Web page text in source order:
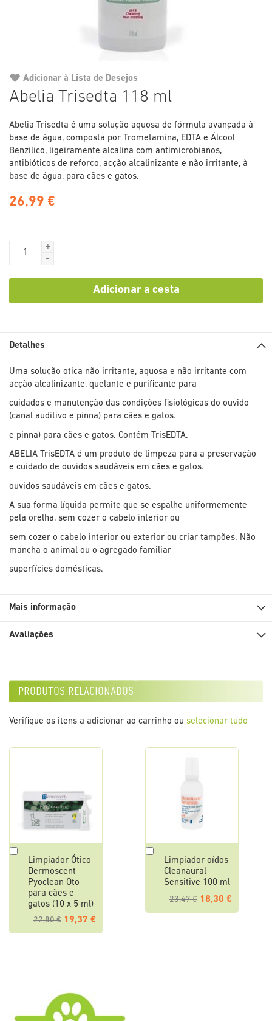
Abelia Trisedta 118 ml
Abelia Trisedta é uma solução aquosa de fórmula avançada à
base de água, composta por Trometamina, EDTA e Álcool
Benzílico, ligeiramente alcalina com antimicrobianos,
antibióticos de reforço, acção alcalinizante e não irritante, à
base de água, para cães e gatos.
26,99 €
+
-
Adicionar a cesta
Adicionar à Lista de Desejos
para
início
da
Galeria
de
imagens
Detalhes
Uma solução otica não irritante, aquosa e não irritante com
acção alcalinizante, quelante e purificante para
cuidados e manutenção das condições fisiológicas do ouvido
(canal auditivo e pinna) para cães e gatos.
e pinna) para cães e gatos. Contém TrisEDTA.
ABELIA TrisEDTA é um produto de limpeza para a preservação
e cuidado de ouvidos saudáveis em cães e gatos.
ouvidos saudáveis em cães e gatos.
A sua forma líquida permite que se espalhe uniformemente
pela orelha, sem cozer o cabelo interior ou
sem cozer o cabelo interior ou exterior ou criar tampões. Não
mancha o animal ou o agregado familiar
superfícies domésticas.
Mais informação
Avaliações
produtos relacionados
Verifique os itens a adicionar ao carrinho ou selecionar tudo
Limpiador Ótico
Dermoscent
Pyoclean Oto
para cães e
gatos (10 x 5 ml)
22,80 € 19,37 €
cesta
Limpiador oídos
Cleanaural
Sensitive 100 ml
23,47 € 18,30 €
cesta